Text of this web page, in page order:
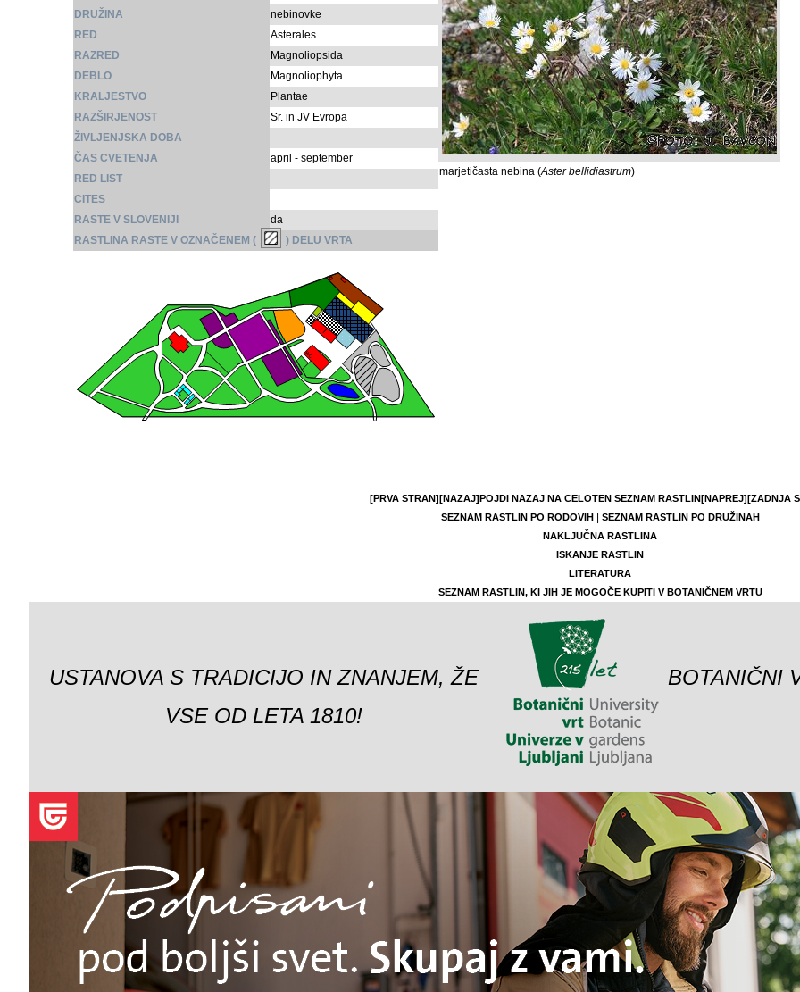
DRUŽINA
nebinovke
RED
Asterales
RAZRED
Magnoliopsida
DEBLO
Magnoliophyta
KRALJESTVO
Plantae
RAZŠIRJENOST
Sr. in JV Evropa
ŽIVLJENJSKA DOBA
ČAS CVETENJA
april - september
RED LIST
CITES
RASTE V SLOVENIJI
da
RASTLINA RASTE V OZNAČENEM (
) DELU VRTA
marjetičasta nebina (Aster bellidiastrum)
[PRVA STRAN][NAZAJ]POJDI NAZAJ NA CELOTEN SEZNAM RASTLIN[NAPREJ][ZADNJA
SEZNAM RASTLIN PO RODOVIH|
SEZNAM RASTLIN PO DRUŽINAH
NAKLJUČNA RASTLINA
ISKANJE RASTLIN
LITERATURA
SEZNAM RASTLIN, KI JIH JE MOGOČE KUPITI V BOTANIČNEM VRTU
USTANOVA S TRADICIJO IN ZNANJEM, ŽE
VSE OD LETA 1810!
BOTANIČNI